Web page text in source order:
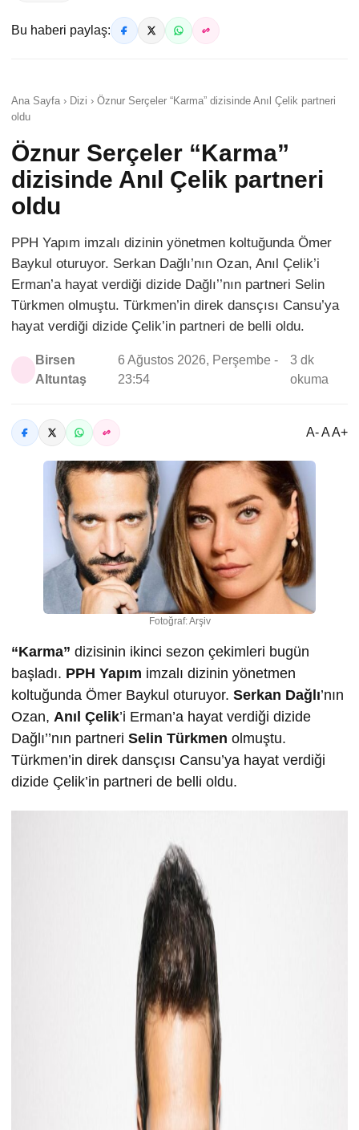
Bu haberi paylaş:
Ana Sayfa › Dizi › Öznur Serçeler “Karma” dizisinde Anıl Çelik partneri
oldu
Öznur Serçeler “Karma”
dizisinde Anıl Çelik partneri
oldu
PPH Yapım imzalı dizinin yönetmen koltuğunda Ömer
Baykul oturuyor. Serkan Dağlı’nın Ozan, Anıl Çelik’i
Erman’a hayat verdiği dizide Dağlı’’nın partneri Selin
Türkmen olmuştu. Türkmen’in direk dansçısı Cansu’ya
hayat verdiği dizide Çelik’in partneri de belli oldu.
Birsen
Altuntaş
6 Ağustos 2026, Perşembe -
23:54
3 dk
okuma
A- A A+
Fotoğraf: Arşiv
“Karma” dizisinin ikinci sezon çekimleri bugün
başladı. PPH Yapım imzalı dizinin yönetmen
koltuğunda Ömer Baykul oturuyor. Serkan Dağlı’nın
Ozan, Anıl Çelik’i Erman’a hayat verdiği dizide
Dağlı’’nın partneri Selin Türkmen olmuştu.
Türkmen’in direk dansçısı Cansu’ya hayat verdiği
dizide Çelik’in partneri de belli oldu.